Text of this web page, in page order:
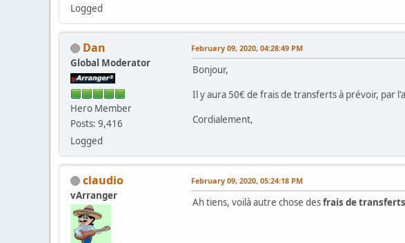
Logged
Dan
Global Moderator
Hero Member
Posts: 9,416
Logged
February 09, 2020, 04:28:49 PM
Bonjour,
Il y aura 50€ de frais de transferts à prévoir, par
Cordialement,
claudio
vArranger
February 09, 2020, 05:24:18 PM
Ah tiens, voilà autre chose desfrais de transferts